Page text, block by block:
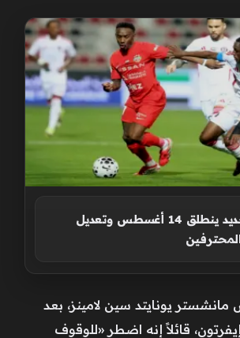
الموسم الجديد ينطلق 14 أغسطس وتعديل
يونايتد سين لامينز، بعد
قائلاً إنه اضطر «للوقوف